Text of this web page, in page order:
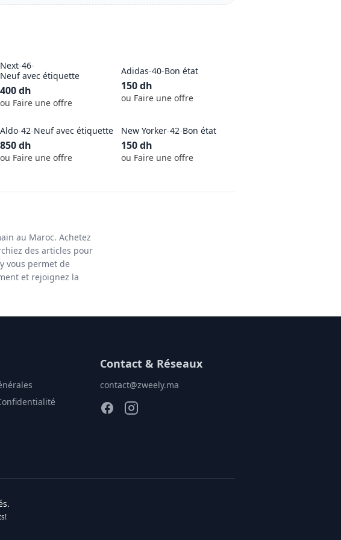
Next-46-
Neuf avec étiquette
400dh
ou Faire une offre
Adidas-40-Bon état
150dh
ou Faire une offre
Aldo-42-Neuf avec étiquette
850dh
ou Faire une offre
New Yorker-42-Bon état
150dh
ou Faire une offre
au Maroc. Achetez
des articles pour
vous permet de
et rejoignez la
Contact & Réseaux
contact@zweely.ma